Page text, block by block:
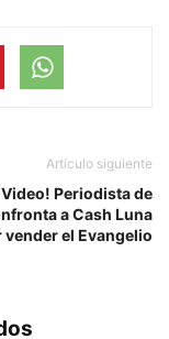
Artículo siguiente
Video! Periodista de
a Cash Luna
vender el Evangelio